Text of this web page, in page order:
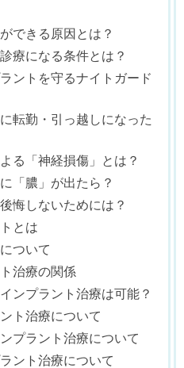
できる原因とは？
療になる条件とは？
ントを守るナイトガード
転勤・引っ越しになった
る「神経損傷」とは？
「膿」が出たら？
悔しないためには？
とは
ついて
治療の関係
ンプラント治療は可能？
ト治療について
プラント治療について
ント治療について